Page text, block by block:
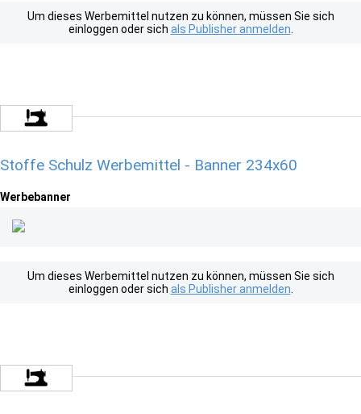
Um dieses Werbemittel nutzen zu können, müssen Sie sich
einloggen oder sich als Publisher anmelden
Stoffe Schulz Werbemittel - Banner 234x60
Werbebanner
Um dieses Werbemittel nutzen zu können, müssen Sie sich
einloggen oder sich als Publisher anmelden